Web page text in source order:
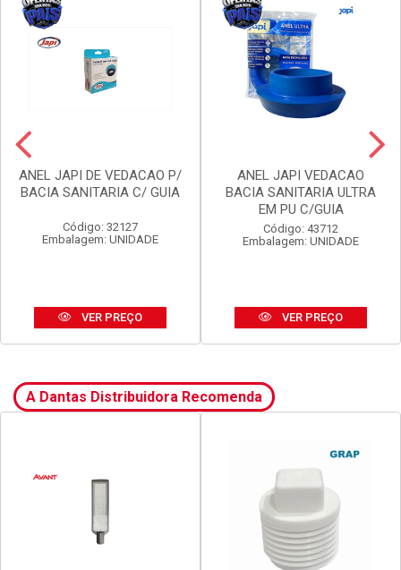
ANEL JAPI DE VEDACAO P/
BACIA SANITARIA C/ GUIA
Código: 32127
Embalagem: UNIDADE
VER PREÇO
ANEL JAPI VEDACAO
BACIA SANITARIA ULTRA
EM PU C/GUIA
Código: 43712
Embalagem: UNIDADE
VER PREÇO
A Dantas Distribuidora Recomenda